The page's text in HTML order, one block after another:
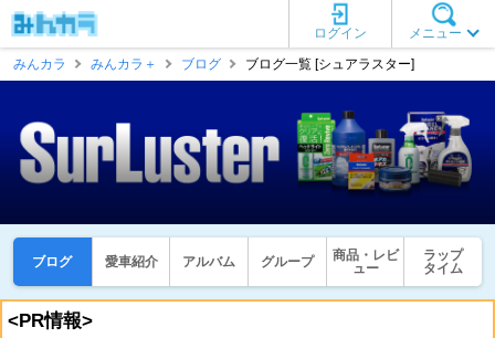
メニュー
ログイン
みんカラ
みんカラ＋ ブログ ブログ一覧 [シュアラスター]
ブログ 愛車紹介 アルバム グループ
商品・レビ
ュー
ラップ
タイム
<PR情報>